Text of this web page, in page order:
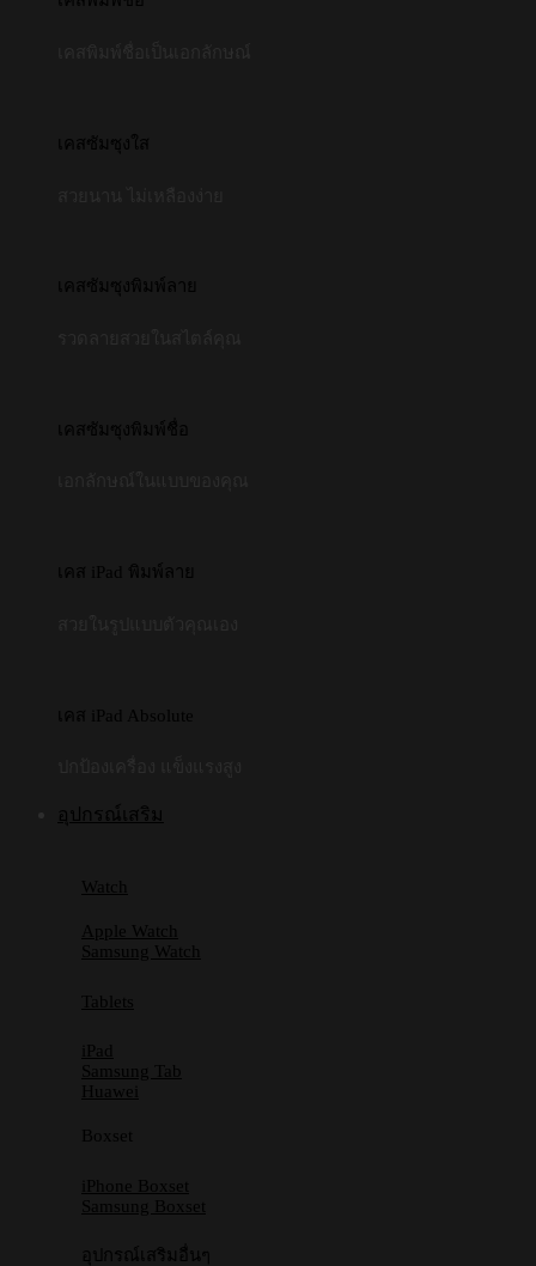
เคสซัมซุงใส
เคสซัมซุงพิมพ์ลาย
เคสซัมซุงพิมพ์ชื่อ
เคส iPad พิมพ์ลาย
เคส iPad Absolute
อุปกรณ์เสริม
Watch
Apple Watch
Samsung Watch
Tablets
iPad
Samsung Tab
Huawei
Boxset
iPhone Boxset
Samsung Boxset
อุปกรณ์เสริมอื่นๆ